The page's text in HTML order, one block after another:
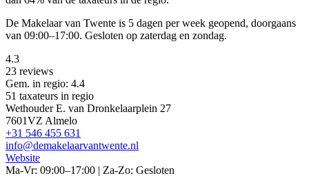
De Makelaar van Twente is 5 dagen per week geopend, doorgaans
van 09:00–17:00. Gesloten op zaterdag en zondag.
4.3
23 reviews
Gem. in regio: 4.4
51 taxateurs in regio
Wethouder E. van Dronkelaarplein 27
7601VZ Almelo
+31 546 455 631
info@demakelaarvantwente.nl
Website
Ma-Vr: 09:00–17:00 | Za-Zo: Gesloten